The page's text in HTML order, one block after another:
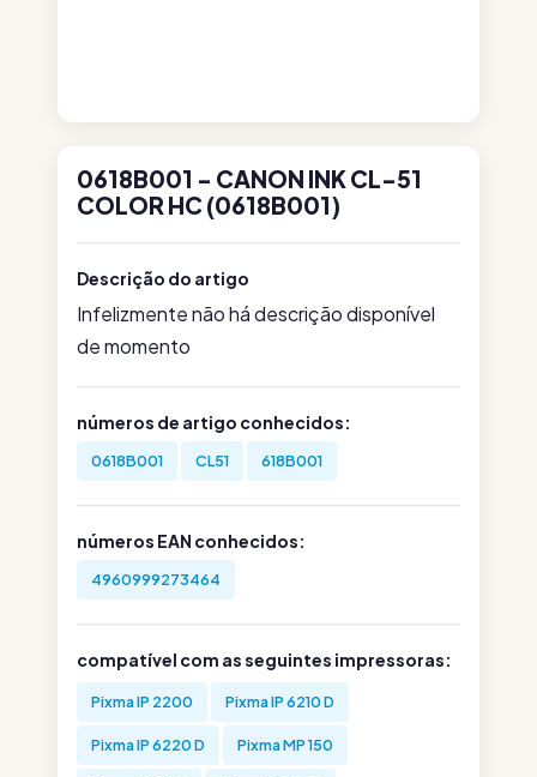
0618B001 - CANON INK CL-51
COLOR HC (0618B001)
Descrição do artigo
Infelizmente não há descrição disponível
de momento
números de artigo conhecidos:
0618B001 CL51 618B001
números EAN conhecidos:
4960999273464
compatível com as seguintes impressoras:
Pixma IP 2200 Pixma IP 6210 D
Pixma IP 6220 D Pixma MP 150